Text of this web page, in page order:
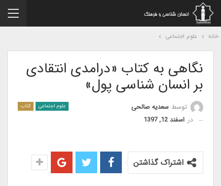
علوم اجتماعی
نگاهی به کتاب «درامدی انتقادی
بر انسان شناسی پول»
علوم اجتماعی کتاب توسطسعدیه صالحی
دراسفند 12, 1397
اشتراک گذاشتن